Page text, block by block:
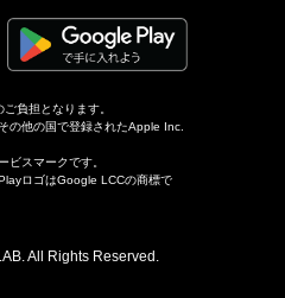
負担となります。
の他の国で登録されたApple Inc.
スマークです。
ロゴはGoogle LCCの商標で
All Rights Reserved.